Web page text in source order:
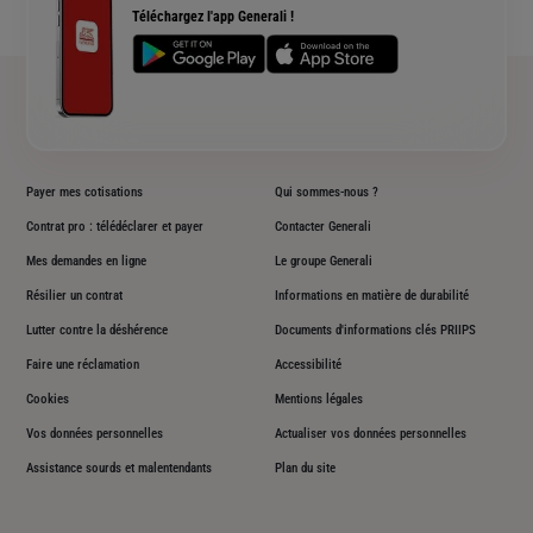
Téléchargez l'app Generali !
Plan du site
Payer mes cotisations
Contrat pro : télédéclarer et payer
Mes demandes en ligne
Résilier un contrat
Lutter contre la déshérence
Faire une réclamation
Qui sommes-nous ?
Contacter Generali
Le groupe Generali
Informations en matière de durabilité
Documents d'informations clés PRIIPS
Accessibilité
Cookies Mentions légales
Vos données personnelles Actualiser vos données personnelles
Assistance sourds et malentendants Plan du site